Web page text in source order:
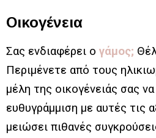
Οικογένεια
Σας ενδιαφέρει ο γάμος;
Περιμένετε από τους
μέλη της οικογένειάς σας
ευθυγράμμιση με αυτές τις
μειώσει πιθανές